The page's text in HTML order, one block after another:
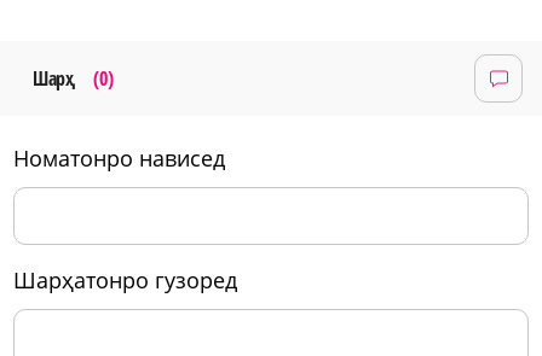
Шарҳ (0)
номатонро нависед
шарҳатонро гузоред